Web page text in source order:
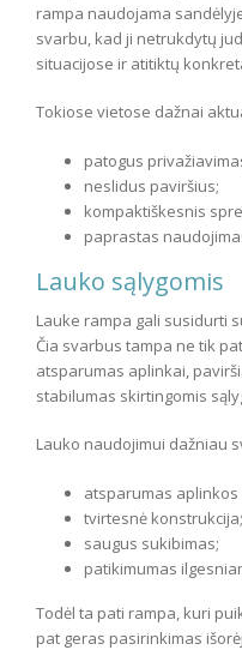
rampa naudojama
svarbu, kad ji netrukdytų
situacijose ir atitiktų
Tokiose vietose dažnai
patogus
neslidus paviršius;
kompaktiškesnis
paprastas
Lauko sąlygomis
Lauke rampa gali susidurti
Čia svarbus tampa ne tik
atsparumas aplinkai,
stabilumas skirtingomis
Lauko naudojimui dažniau
atsparumas aplinkos
tvirtesnė konstrukcija;
saugus sukibimas;
patikimumas
Todėl ta pati rampa, kuri
pat geras pasirinkimas